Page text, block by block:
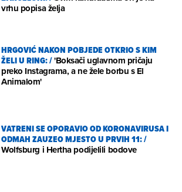
vrhu popisa želja
HRGOVIĆ NAKON POBJEDE OTKRIO S KIM
ŽELI U RING:/'Boksači uglavnom pričaju
preko Instagrama, a ne žele borbu s El
Animalom'
VATRENI SE OPORAVIO OD KORONAVIRUSA I
ODMAH ZAUZEO MJESTO U PRVIH 11:/
Wolfsburg i Hertha podijelili bodove